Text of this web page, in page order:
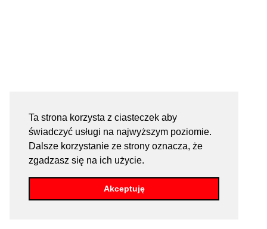
Ta strona korzysta z ciasteczek aby
świadczyć usługi na najwyższym poziomie.
Dalsze korzystanie ze strony oznacza, że
zgadzasz się na ich użycie.
Akceptuję